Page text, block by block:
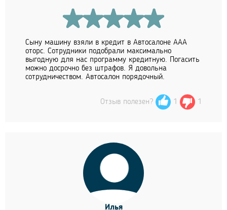
Сыну машину взяли в кредит в Автосалоне ААА
оторс. Сотрудники подобрали максимально
выгодную для нас программу кредитную. Погасить
можно досрочно без штрафов. Я довольна
сотрудничеством. Автосалон порядочный.
Отзыв полезен? 1 1
Илья